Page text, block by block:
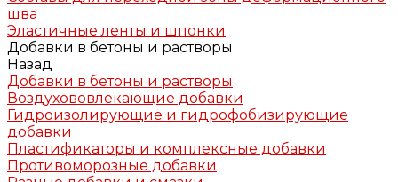
шва
Эластичные ленты и шпонки
Добавки в бетоны и растворы
Назад
Добавки в бетоны и растворы
Воздухововлекающие добавки
Гидроизолирующие и гидрофобизирующие
добавки
Пластификаторы и комплексные добавки
Противоморозные добавки